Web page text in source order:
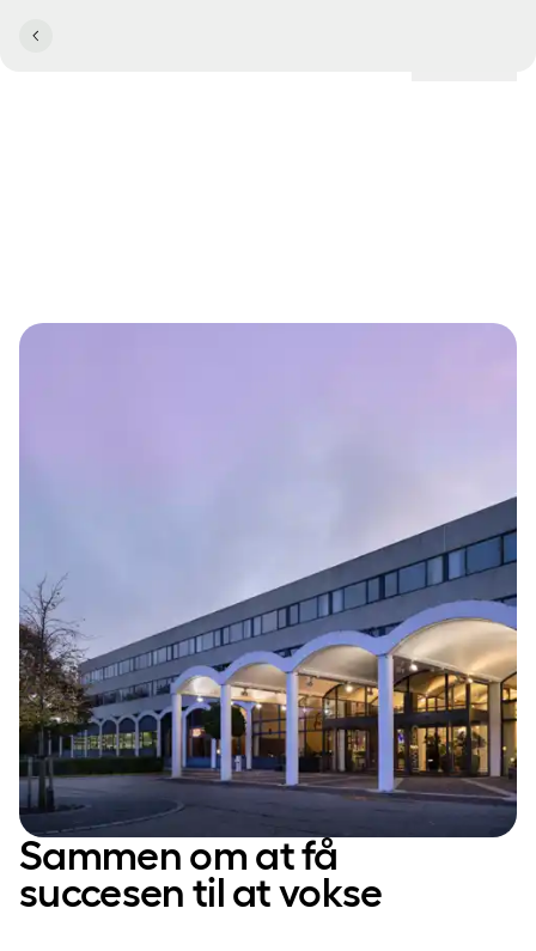
Sammen om at få
succesen til at vokse